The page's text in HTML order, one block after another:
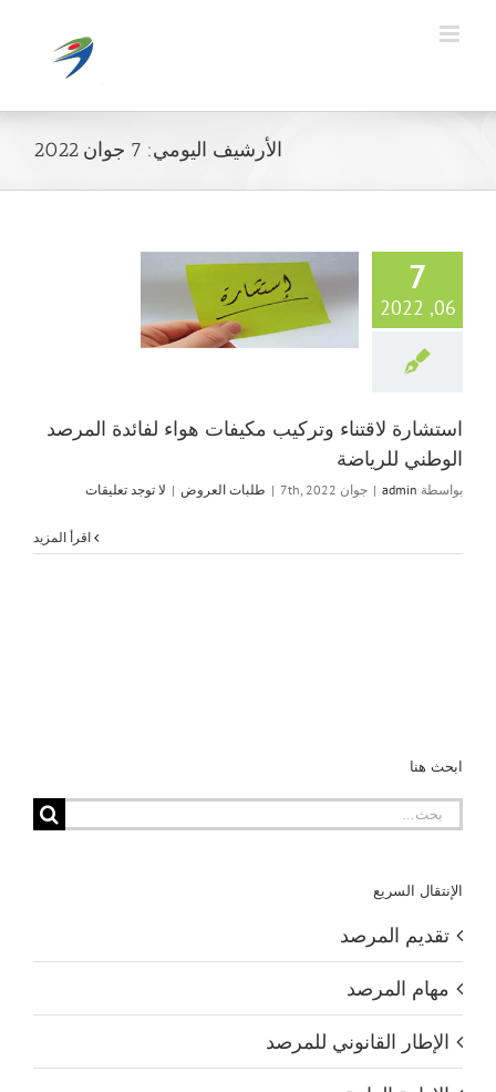
الأرشيف اليومي: 7 جوان 2022
7
06, 2022
استشارة لاقتناء وتركيب مكيفات هواء لفائدة المرصد
الوطني للرياضة
بواسطة admin
| جوان 7th, 2022 | طلبات العروض | لا توجد تعليقات
ابحث هنا
البحث
الإنتقال السريع
تقديم المرصد
مهام المرصد
الإطار القانوني للمرصد